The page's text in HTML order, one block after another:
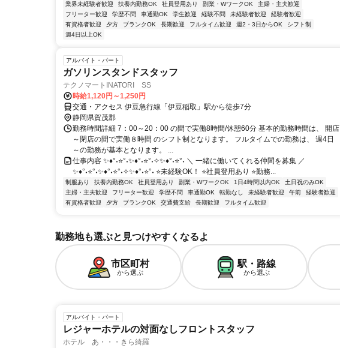
業界未経験者歓迎 扶養内勤務OK 社員登用あり 副業・WワークOK
主婦・主夫歓迎
フリーター歓迎
学歴不問 車通勤OK 学生歓迎 経験不問 未経験者歓迎
経験者歓迎
有資格者歓迎
夕方 ブランクOK 長期歓迎 フルタイム歓迎 週2・3日からOK
シフト制
週4日以上OK
アルバイト・パート
ガソリンスタンドスタッフ
テクノマートINATORI SS
時給1,120円～1,250円
交通・アクセス 伊豆急行線「伊豆稲取」駅から徒歩7分
静岡県賀茂郡
勤務時間詳細 7：00～20：00 の間で実働8時間/休憩60分 基本的勤務時間は、 開店
～閉店の間で実働８時間 のシフト制となります。 フルタイムでの勤務は、 週4日
～の勤務が基本となります。 ...
仕事内容 ✨♦°˖⭐°˖✨♦°˖⭐°˖✧✨♦°˖⭐°˖ ＼ 一緒に働いてくれる仲間を募集 ／
✨♦°˖⭐°˖✨♦°˖⭐°˖✧✨♦°˖⭐°˖ ⭐未経験OK！ ⭐社員登用あり ⭐勤務...
制服あり 扶養内勤務OK 社員登用あり 副業・WワークOK 1日4時間以内OK
土日祝のみOK
主婦・主夫歓迎
フリーター歓迎 学歴不問 車通勤OK 転勤なし 未経験者歓迎 午前
経験者歓迎
有資格者歓迎
夕方 ブランクOK 交通費支給 長期歓迎 フルタイム歓迎
勤務地も選ぶと見つけやすくなるよ
市区町村
から選ぶ
駅・路線
から選ぶ
アルバイト・パート
レジャーホテルの対面なしフロントスタッフ
ホテル あ・・・きら綺羅